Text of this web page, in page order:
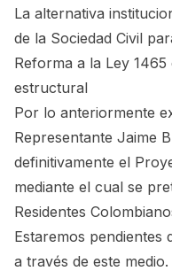
La alternativa
de la Sociedad Civil
Reforma a la Ley
estructural
Por lo anteriormente
Representante Jaime
definitivamente el
mediante el cual se
Residentes
Estaremos pendientes
a través de este medio.